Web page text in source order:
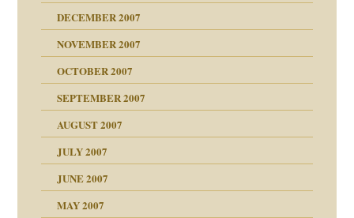
und Staat
in meiner
DECEMBER 2007
NOVEMBER 2007
OCTOBER 2007
SEPTEMBER 2007
AUGUST 2007
JULY 2007
JUNE 2007
MAY 2007